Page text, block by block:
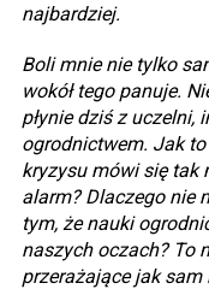
najbardziej.
Boli mnie nie tylko
wokół tego panuje.
płynie dziś z
ogrodnictwem. Jak
kryzysu mówi się tak
alarm? Dlaczego nie
tym, że nauki
naszych oczach? To
przerażające jak sam